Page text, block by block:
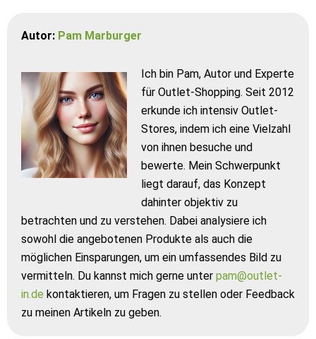
Autor: Pam Marburger
Ich bin Pam, Autor und Experte
für Outlet-Shopping. Seit 2012
erkunde ich intensiv Outlet-
Stores, indem ich eine Vielzahl
von ihnen besuche und
bewerte. Mein Schwerpunkt
liegt darauf, das Konzept
dahinter objektiv zu
betrachten und zu verstehen. Dabei analysiere ich
sowohl die angebotenen Produkte als auch die
möglichen Einsparungen, um ein umfassendes Bild zu
vermitteln. Du kannst mich gerne unter pam@outlet-
in.de kontaktieren, um Fragen zu stellen oder Feedback
zu meinen Artikeln zu geben.